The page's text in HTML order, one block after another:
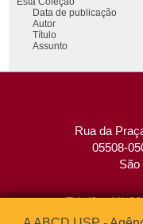
Data de publicação
Autor
Título
Assunto
Rua da
05508-
São
Tel: (0xx11)